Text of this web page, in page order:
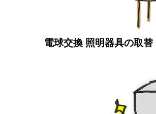
電球交換 照明器具の取替